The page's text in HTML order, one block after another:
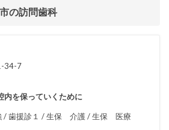
の訪問歯科
34-7
内を保っていくために
/ 歯援診１ / 生保 介護 / 生保 医療